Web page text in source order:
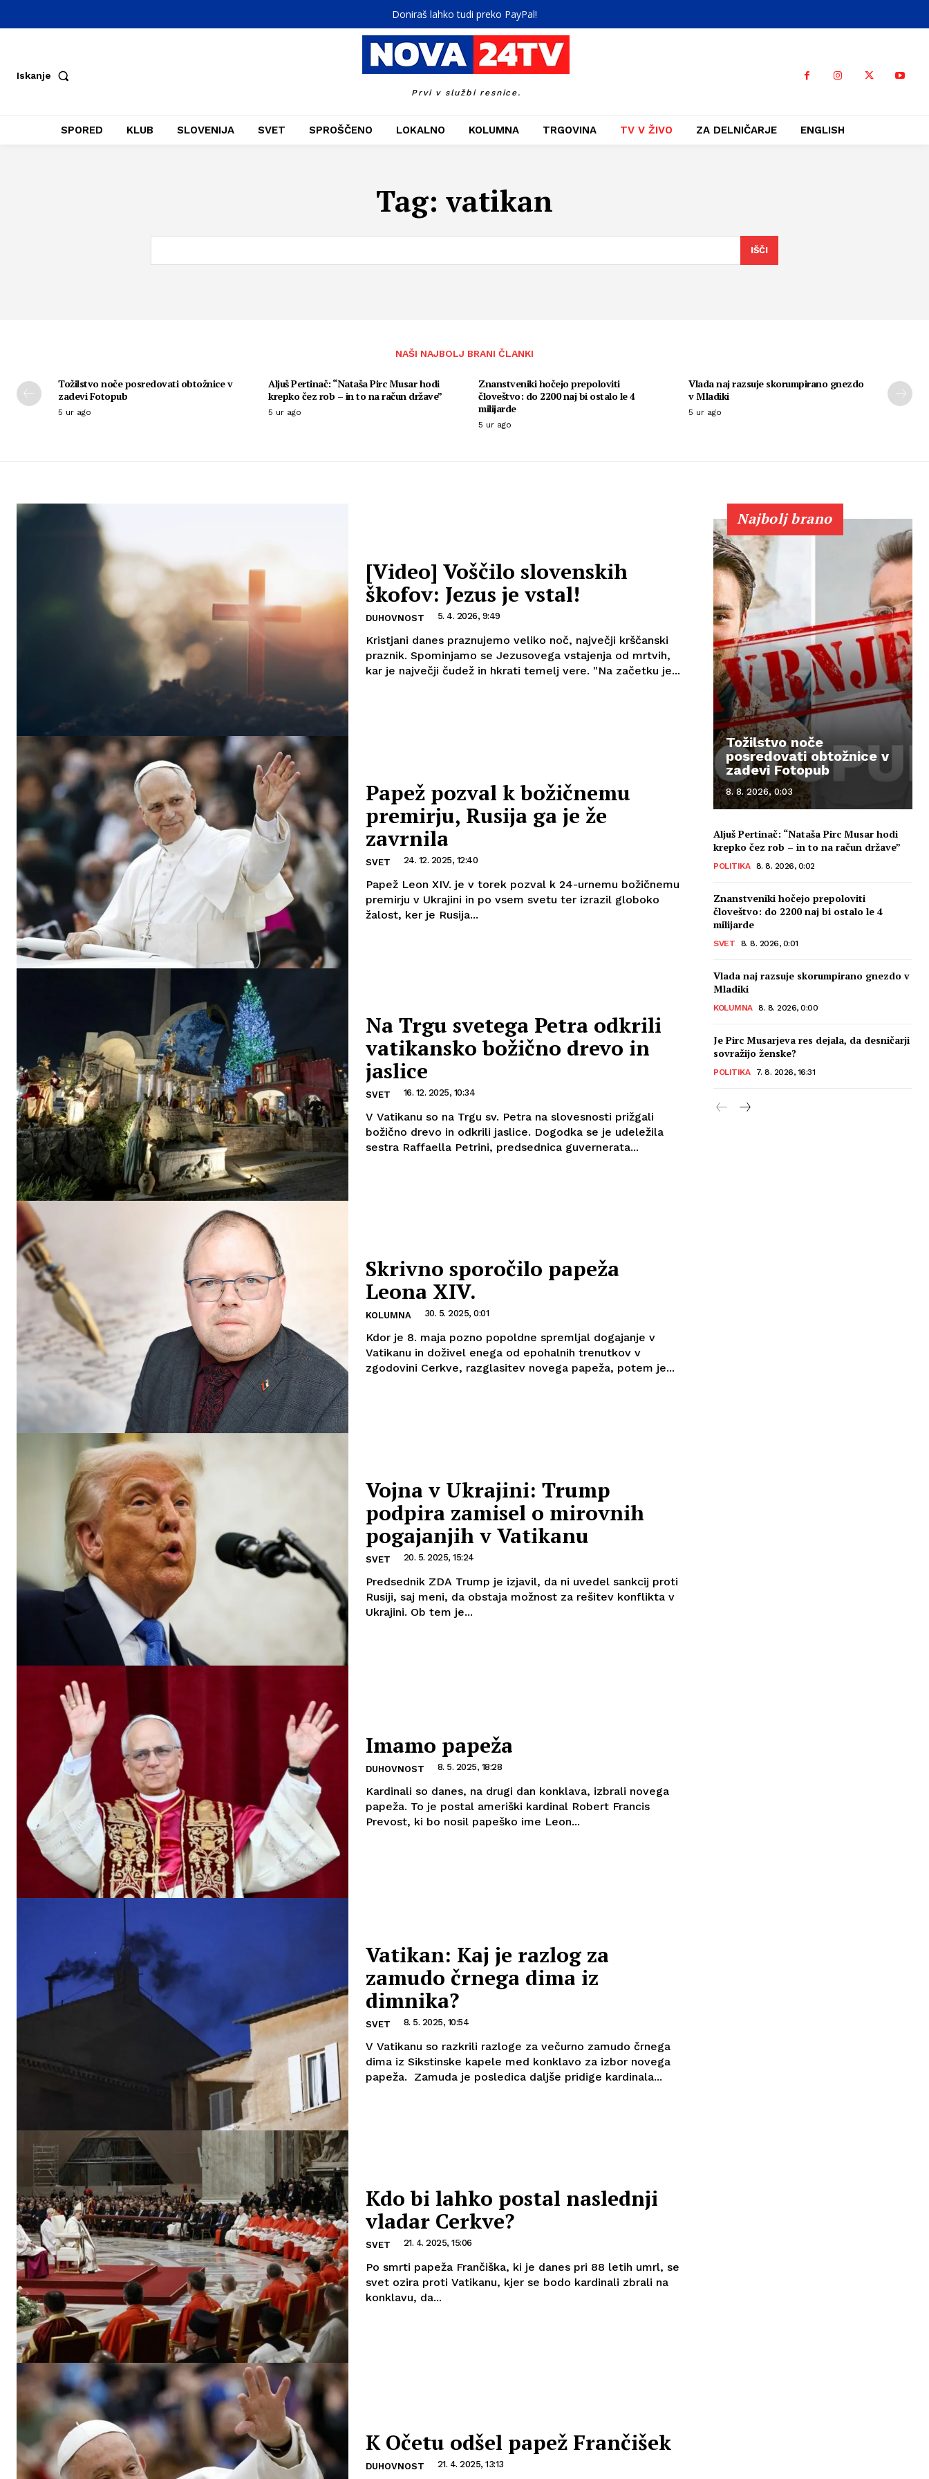
Doniraš lahko tudi preko PayPal!
Iskanje
Prvi v službi resnice.
SPORED KLUB SLOVENIJA SVET SPROŠČENO LOKALNO KOLUMNA TRGOVINA TV V ŽIVO ZA DELNIČARJE ENGLISH
Tag: vatikan
IŠČI
NAŠI NAJBOLJ BRANI ČLANKI
Tožilstvo noče posredovati obtožnice v
zadevi Fotopub
5 ur ago
Aljuš Pertinač: “Nataša Pirc Musar hodi
krepko čez rob – in to na račun države”
5 ur ago
Znanstveniki hočejo prepoloviti
človeštvo: do 2200 naj bi ostalo le 4
milijarde
5 ur ago
Vlada naj razsuje skorumpirano gnezdo
v Mladiki
5 ur ago
[Video] Voščilo slovenskih
škofov: Jezus je vstal!
DUHOVNOST 5. 4. 2026, 9:49
Kristjani danes praznujemo veliko noč, največji krščanski
praznik. Spominjamo se Jezusovega vstajenja od mrtvih,
kar je največji čudež in hkrati temelj vere. "Na začetku je...
Papež pozval k božičnemu
premirju, Rusija ga je že
zavrnila
SVET 24. 12. 2025, 12:40
Papež Leon XIV. je v torek pozval k 24-urnemu božičnemu
premirju v Ukrajini in po vsem svetu ter izrazil globoko
žalost, ker je Rusija...
Na Trgu svetega Petra odkrili
vatikansko božično drevo in
jaslice
SVET 16. 12. 2025, 10:34
V Vatikanu so na Trgu sv. Petra na slovesnosti prižgali
božično drevo in odkrili jaslice. Dogodka se je udeležila
sestra Raffaella Petrini, predsednica guvernerata...
Skrivno sporočilo papeža
Leona XIV.
KOLUMNA 30. 5. 2025, 0:01
Kdor je 8. maja pozno popoldne spremljal dogajanje v
Vatikanu in doživel enega od epohalnih trenutkov v
zgodovini Cerkve, razglasitev novega papeža, potem je...
Vojna v Ukrajini: Trump
podpira zamisel o mirovnih
pogajanjih v Vatikanu
SVET 20. 5. 2025, 15:24
Predsednik ZDA Trump je izjavil, da ni uvedel sankcij proti
Rusiji, saj meni, da obstaja možnost za rešitev konflikta v
Ukrajini. Ob tem je...
Imamo papeža
DUHOVNOST 8. 5. 2025, 18:28
Kardinali so danes, na drugi dan konklava, izbrali novega
papeža. To je postal ameriški kardinal Robert Francis
Prevost, ki bo nosil papeško ime Leon...
Vatikan: Kaj je razlog za
zamudo črnega dima iz
dimnika?
SVET 8. 5. 2025, 10:54
V Vatikanu so razkrili razloge za večurno zamudo črnega
dima iz Sikstinske kapele med konklavo za izbor novega
papeža. Zamuda je posledica daljše pridige kardinala...
Kdo bi lahko postal naslednji
vladar Cerkve?
SVET 21. 4. 2025, 15:06
Po smrti papeža Frančiška, ki je danes pri 88 letih umrl, se
svet ozira proti Vatikanu, kjer se bodo kardinali zbrali na
konklavu, da...
K Očetu odšel papež Frančišek
DUHOVNOST 21. 4. 2025, 13:13
Najbolj brano
Tožilstvo noče
posredovati obtožnice v
zadevi Fotopub
8. 8. 2026, 0:03
Aljuš Pertinač: “Nataša Pirc Musar hodi
krepko čez rob – in to na račun države”
POLITIKA 8. 8. 2026, 0:02
Znanstveniki hočejo prepoloviti
človeštvo: do 2200 naj bi ostalo le 4
milijarde
SVET 8. 8. 2026, 0:01
Vlada naj razsuje skorumpirano gnezdo v
Mladiki
KOLUMNA 8. 8. 2026, 0:00
Je Pirc Musarjeva res dejala, da desničarji
sovražijo ženske?
POLITIKA 7. 8. 2026, 16:31